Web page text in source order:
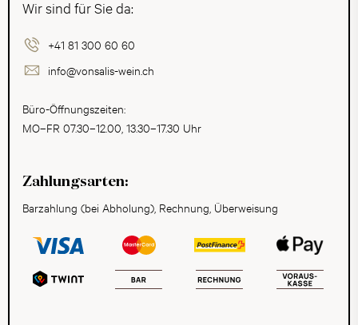
Wir sind für Sie da:
+41 81 300 60 60
info@vonsalis-wein.ch
Büro-Öffnungszeiten:
MO–FR 07.30–12.00, 13.30–17.30 Uhr
Zahlungsarten:
Barzahlung (bei Abholung), Rechnung, Überweisung